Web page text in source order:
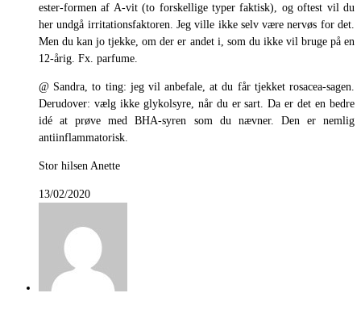
ester-formen af A-vit (to forskellige typer faktisk), og oftest vil du
her undgå irritationsfaktoren. Jeg ville ikke selv være nervøs for det.
Men du kan jo tjekke, om der er andet i, som du ikke vil bruge på en
12-årig. Fx. parfume.
@ Sandra, to ting: jeg vil anbefale, at du får tjekket rosacea-sagen.
Derudover: vælg ikke glykolsyre, når du er sart. Da er det en bedre
idé at prøve med BHA-syren som du nævner. Den er nemlig
antiinflammatorisk.
Stor hilsen Anette
13/02/2020